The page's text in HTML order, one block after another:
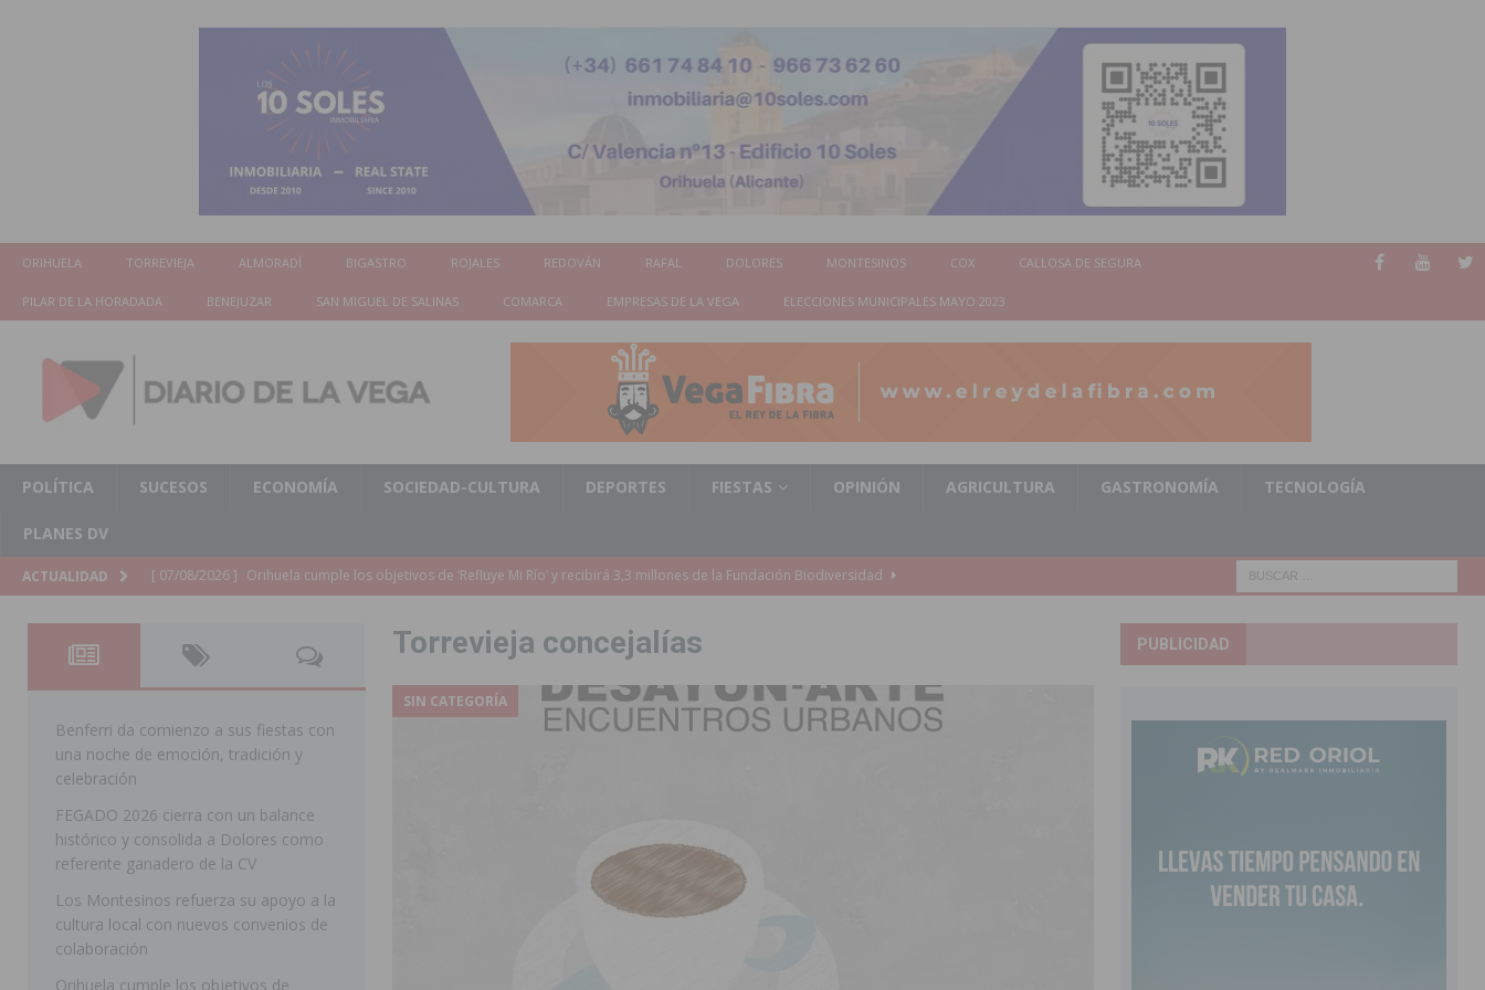
ORIHUELA TORREVIEJA ALMORADÍ BIGASTRO ROJALES REDOVÁN RAFAL DOLORES MONTESINOS COX CALLOSA DE SEGURA
PILAR DE LA HORADADA BENEJUZAR SAN MIGUEL DE SALINAS COMARCA EMPRESAS DE LA VEGA ELECCIONES MUNICIPALES MAYO 2023
POLÍTICA SUCESOS ECONOMÍA SOCIEDAD-CULTURA DEPORTES FIESTAS OPINIÓN AGRICULTURA GASTRONOMÍA TECNOLOGÍA
PLANES DV
ACTUALIDAD [ 07/08/2026 ] Orihuela organiza un concierto sinfónico de la Orquesta de Jóvenes de la Provincia de Alicante en Las Colinas
[ 07/08/2026 ]
El Ayuntamiento de Almoradí mejora la accesibilidad de las aceras del entorno del CEIP Pascual Andreu
ALMORADÍ
[ 07/08/2026 ] Educación destina 1,2 millones adicionales al CEIP nº 2 de Catral dentro del Plan Edificant
COMARCA
[ 07/08/2026 ] La Policía Nacional desarticula un grupo criminal especializado en el robo de vehículos de alta gama mediante la
[ 07/08/2026 ] Torrevieja impulsa el empleo con la contratación de 55 personas desempleadas a través de seis programas
TORREVIEJA
Raiguero de Bonanza alerta del riesgo de incendios e inundaciones por el estado de sus barrancos
Torrevieja concejalías
SIN CATEGORÍA
Benferri da comienzo a sus fiestas con
una noche de emoción, tradición y
celebración
FEGADO 2026 cierra con un balance
histórico y consolida a Dolores como
referente ganadero de la CV
Los Montesinos refuerza su apoyo a la
cultura local con nuevos convenios de
colaboración
Orihuela cumple los objetivos de
PUBLICIDAD